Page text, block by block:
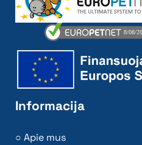
Informacija
Apie mus